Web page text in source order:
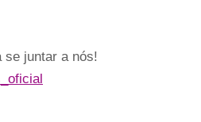
se juntar a nós!